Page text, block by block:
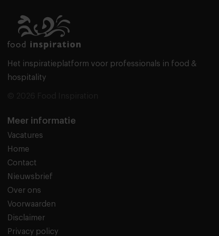
Het inspiratieplatform voor professionals in food &
hospitality
Meer informatie
Vacatures
Home
Contact
Nieuwsbrief
Over ons
Voorwaarden
Disclaimer
Privacy policy